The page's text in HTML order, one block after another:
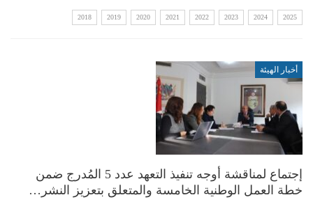
2025
2024
2023
2022
2021
2020
2019
2018
أخبار الهيئة
إجتماع لمناقشة أوجه تنفيذ التعهد عدد 5 المُدرج ضمن
خطة العمل الوطنية الخامسة والمتعلق بتعزيز النشر…